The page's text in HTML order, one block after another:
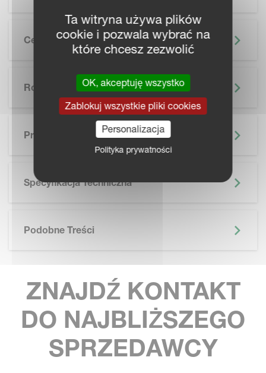
Cechy
Rolnictwo Precyzyjne
Prospekt
Specyfikacja Techniczna
Podobne Treści
ZNAJDŹ KONTAKT
DO NAJBLIŻSZEGO
SPRZEDAWCY
Ta witryna używa plików
cookie i pozwala wybrać na
które chcesz zezwolić
OK, akceptuję wszystko
Zablokuj wszystkie pliki cookies
Personalizacja
Polityka prywatności